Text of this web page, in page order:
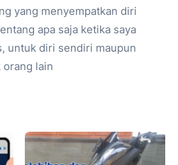
yang menyempatkan diri
apa saja ketika saya
untuk diri sendiri maupun
lain